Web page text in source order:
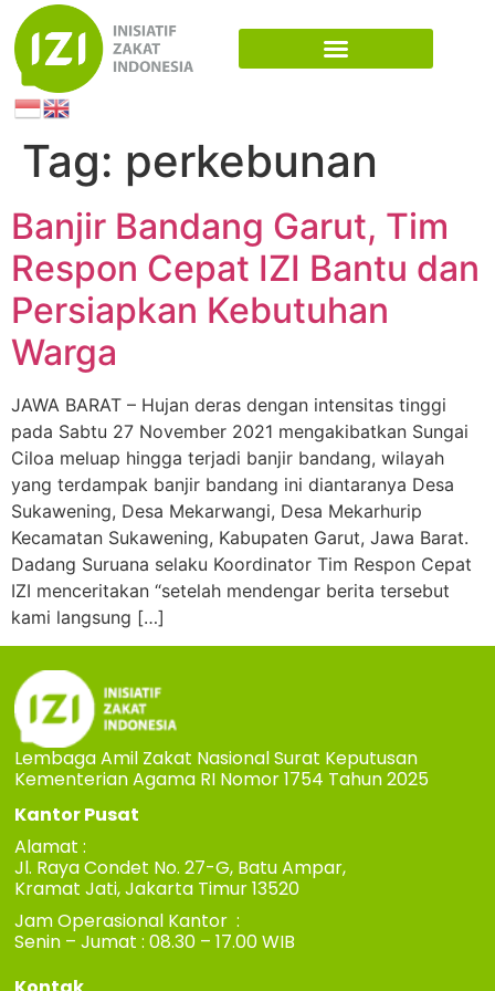
Tag: perkebunan
Banjir Bandang Garut, Tim
Respon Cepat IZI Bantu dan
Persiapkan Kebutuhan
Warga
JAWA BARAT – Hujan deras dengan intensitas tinggi
pada Sabtu 27 November 2021 mengakibatkan Sungai
Ciloa meluap hingga terjadi banjir bandang, wilayah
yang terdampak banjir bandang ini diantaranya Desa
Sukawening, Desa Mekarwangi, Desa Mekarhurip
Kecamatan Sukawening, Kabupaten Garut, Jawa Barat.
Dadang Suruana selaku Koordinator Tim Respon Cepat
IZI menceritakan “setelah mendengar berita tersebut
kami langsung […]
Lembaga Amil Zakat Nasional Surat Keputusan
Kementerian Agama RI Nomor 1754 Tahun 2025
Kantor Pusat
Alamat :
Jl. Raya Condet No. 27-G, Batu Ampar,
Kramat Jati, Jakarta Timur 13520
Jam Operasional Kantor :
Senin – Jumat : 08.30 – 17.00 WIB